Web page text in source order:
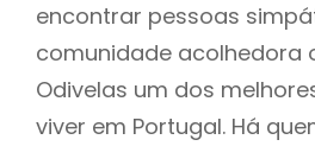
encontrar pessoas
comunidade acolhedora
Odivelas um dos
viver em Portugal. Há